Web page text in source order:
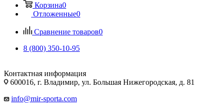
Корзина0
Отложенные0
Сравнение товаров0
8 (800) 350-10-95
Контактная информация
600016, г. Владимир, ул. Большая Нижегородская, д. 81
info@mir-sporta.com